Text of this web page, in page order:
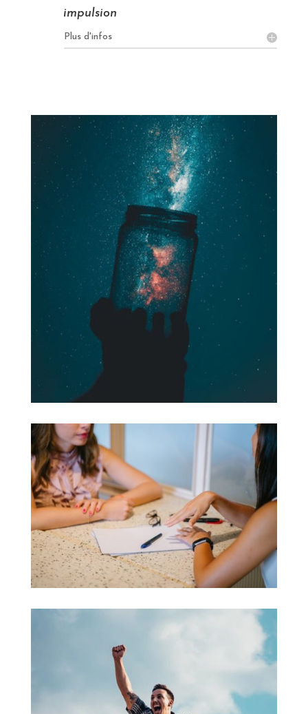
impulsion
Plus d'infos